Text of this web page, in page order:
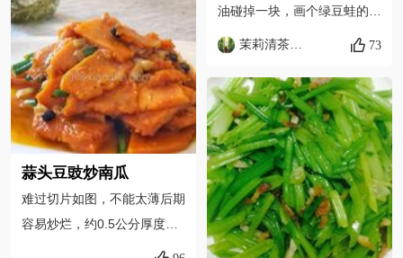
蒜头豆豉炒南瓜
难过切片如图，不能太薄后期
容易炒烂，约0.5公分厚度即
油碰掉一块，画个绿豆蛙的表
情鄙视一下。好难过哇。
茉莉清茶咖啡 73